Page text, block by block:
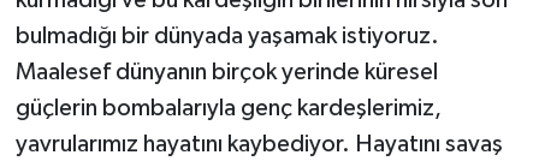
bulmadığı bir dünyada yaşamak istiyoruz.
Maalesef dünyanın birçok yerinde küresel
güçlerin bombalarıyla genç kardeşlerimiz,
yavrularımız hayatını kaybediyor. Hayatını savaş